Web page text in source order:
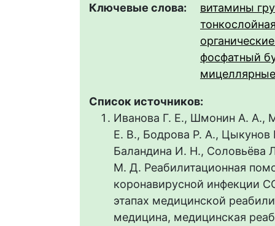
Ключевые слова:
витамины
фосфатный
Список источников:
Иванова Г. Е., Шмонин А. А.,
Е. В., Бодрова Р. А.,
Баландина И. Н., Соловьёва
М. Д. Реабилитационная
коронавирусной инфекции
этапах медицинской
медицина, медицинская